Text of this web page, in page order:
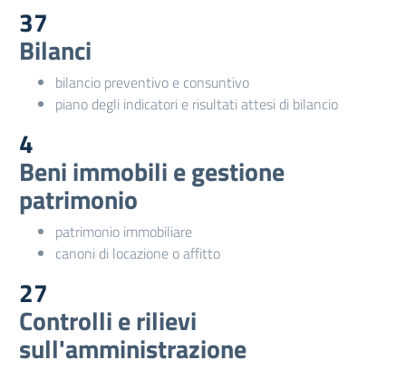
37
Bilanci
bilancio preventivo e consuntivo
piano degli indicatori e risultati attesi di bilancio
4
Beni immobili e gestione
patrimonio
patrimonio immobiliare
canoni di locazione o affitto
27
Controlli e rilievi
sull'amministrazione